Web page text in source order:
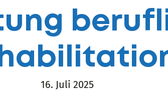
16. Juli 2025